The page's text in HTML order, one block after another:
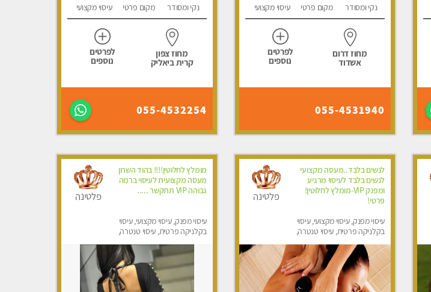
נקי ומסודר מקום פרטי עיסוי מקצועי
מחוז דרום
אשדוד
לפרטים
נוספים
055-4531940
נקי ומסודר מקום פרטי עיסוי מקצועי
מחוז צפון
קרית ביאליק
לפרטים
נוספים
055-4532254
לנשים בלבד..מעסה מקצועי
לנשים בלבד לעיסוי מרגיע
ומפנק VIP-מומלץ לחלוטין!
פרטי! ​​​​​​
עיסוי מפנק, עיסוי מקצועי, עיסוי
בקלניקה פרטית, עיסוי טנטרה,
בלבד
פלטינה
מומלץ לחלוטין!!!! בהוד השרון
מעסה מקצועית לעיסוי ברמה
גבוהה VIP תתקשר .....
עיסוי מפנק, עיסוי מקצועי, עיסוי
בקלניקה פרטית, עיסוי טנטרה,
פלטינה